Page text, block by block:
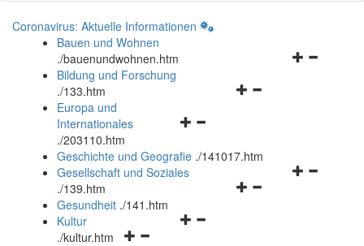
Coronavirus: Aktuelle Informationen
Bauen und Wohnen
./bauenundwohnen.htm
Navigationsmenü
Bildung und Forschung
./133.htm
Navigationsmenü
und
schließen
Europa und
Internationales
./203110.htm
Geschichte und Geografie ./141017.htm
Navigationsmenü
Gesellschaft und Soziales
./139.htm
Navigationsmenü
Gesundheit ./141.htm
Navigationsmenü
Kultur
./kultur.htm